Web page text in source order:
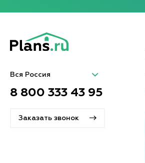
Вся Россия
8 800 333 43 95
Заказать звонок